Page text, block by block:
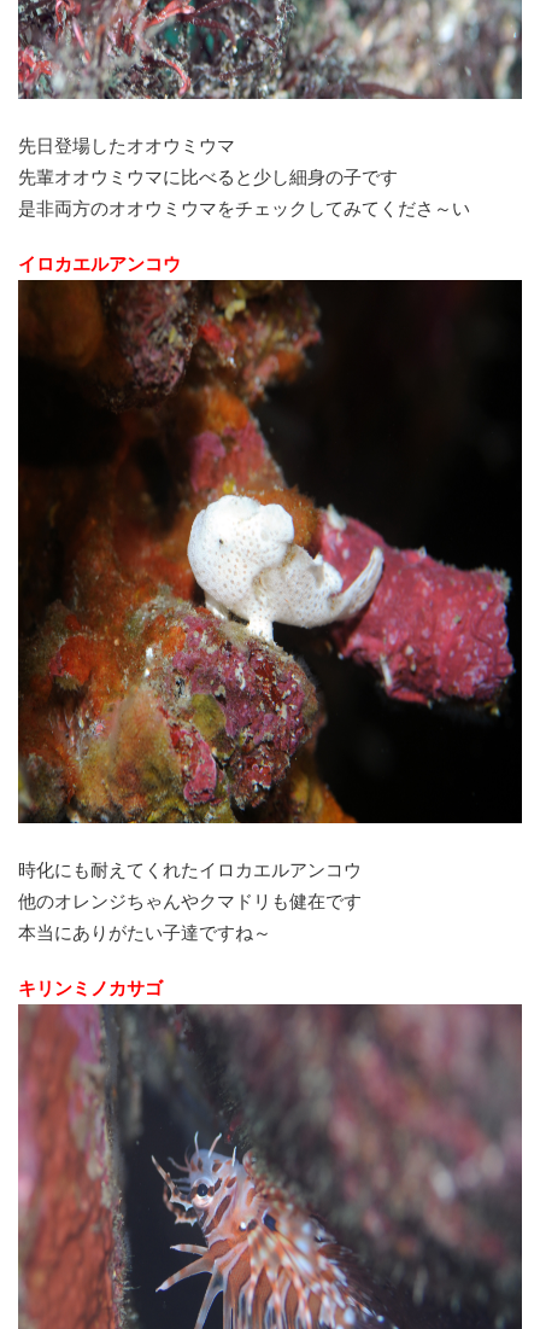
先日登場したオオウミウマ
先輩オオウミウマに比べると少し細身の子です
是非両方のオオウミウマをチェックしてみてくださ～い
イロカエルアンコウ
時化にも耐えてくれたイロカエルアンコウ
他のオレンジちゃんやクマドリも健在です
本当にありがたい子達ですね～
キリンミノカサゴ